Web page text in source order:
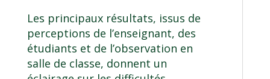
Les principaux résultats, issus de
perceptions de l’enseignant, des
étudiants et de l’observation en
salle de classe, donnent un